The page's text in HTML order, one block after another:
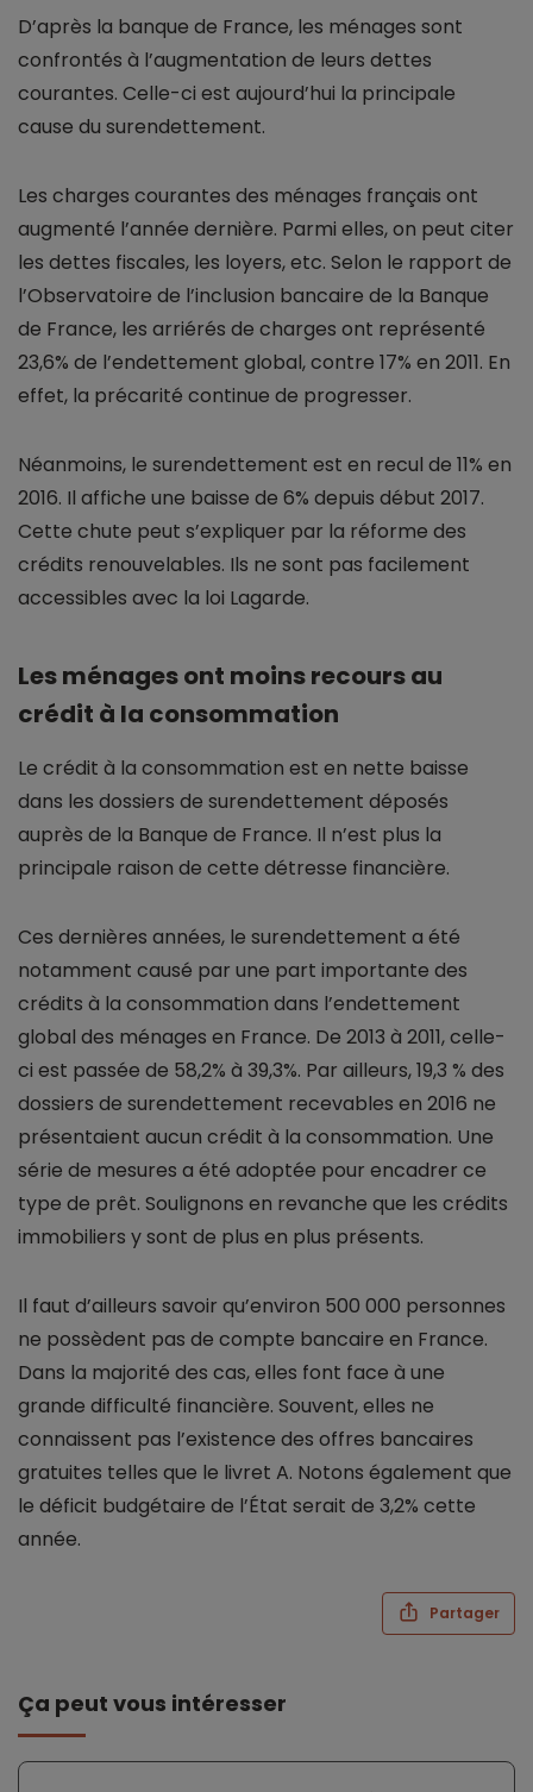
D’après la banque de France, les ménages sont
confrontés à l’augmentation de leurs dettes
courantes. Celle-ci est aujourd’hui la principale
cause du surendettement.
Les charges courantes des ménages français ont
augmenté l’année dernière. Parmi elles, on peut citer
les dettes fiscales, les loyers, etc. Selon le rapport de
l’Observatoire de l’inclusion bancaire de la Banque
de France, les arriérés de charges ont représenté
23,6% de l’endettement global, contre 17% en 2011. En
effet, la précarité continue de progresser.
Néanmoins, le surendettement est en recul de 11% en
2016. Il affiche une baisse de 6% depuis début 2017.
Cette chute peut s’expliquer par la réforme des
crédits renouvelables. Ils ne sont pas facilement
accessibles avec la loi Lagarde.
Les ménages ont moins recours au
crédit à la consommation
Le crédit à la consommation est en nette baisse
dans les dossiers de surendettement déposés
auprès de la Banque de France. Il n’est plus la
principale raison de cette détresse financière.
Ces dernières années, le surendettement a été
notamment causé par une part importante des
crédits à la consommation dans l’endettement
global des ménages en France. De 2013 à 2011, celle-
ci est passée de 58,2% à 39,3%. Par ailleurs, 19,3 % des
dossiers de surendettement recevables en 2016 ne
présentaient aucun crédit à la consommation. Une
série de mesures a été adoptée pour encadrer ce
type de prêt. Soulignons en revanche que les crédits
immobiliers y sont de plus en plus présents.
Il faut d’ailleurs savoir qu’environ 500 000 personnes
ne possèdent pas de compte bancaire en France.
Dans la majorité des cas, elles font face à une
grande difficulté financière. Souvent, elles ne
connaissent pas l’existence des offres bancaires
gratuites telles que le livret A. Notons également que
le déficit budgétaire de l’État serait de 3,2% cette
année.
Partager
Ça peut vous intéresser